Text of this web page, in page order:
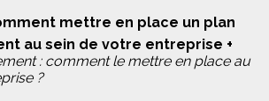
mettre en place un plan
au sein de votre entreprise +
: comment le mettre en place au
?